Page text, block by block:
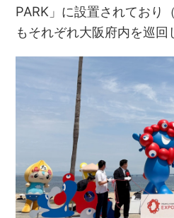
PARK」に設置されており
もそれぞれ大阪府内を巡回